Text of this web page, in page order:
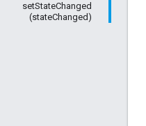
setStateChanged
(stateChanged)